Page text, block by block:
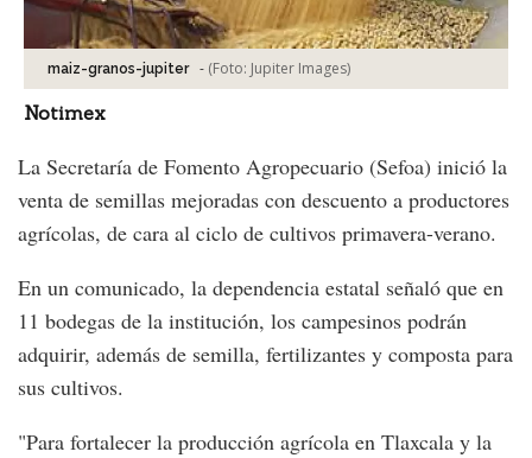
maiz-granos-jupiter - (Foto: Jupiter Images)
Notimex
La Secretaría de Fomento Agropecuario (Sefoa) inició la
venta de semillas mejoradas con descuento a productores
agrícolas, de cara al ciclo de cultivos primavera-verano.
En un comunicado, la dependencia estatal señaló que en
11 bodegas de la institución, los campesinos podrán
adquirir, además de semilla, fertilizantes y composta para
sus cultivos.
"Para fortalecer la producción agrícola en Tlaxcala y la